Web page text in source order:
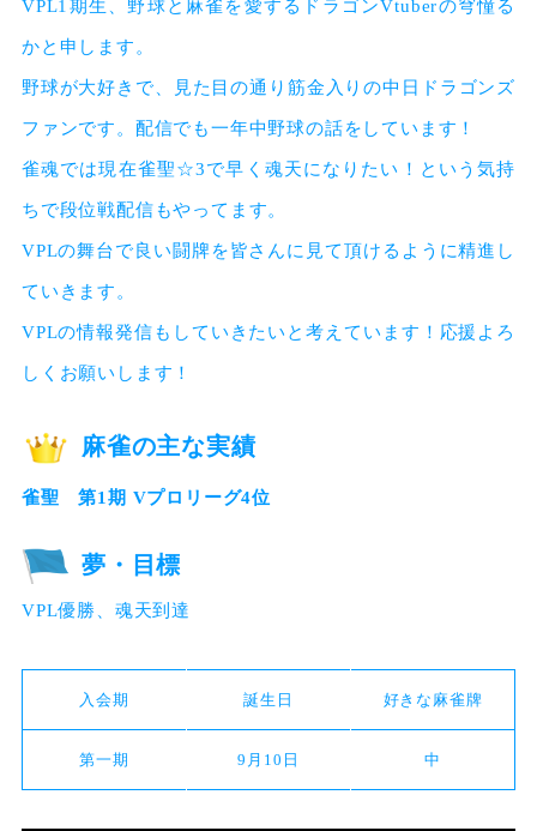
VPL1期生、野球と麻雀を愛するドラゴンVtuberの穹憧る
かと申します。
野球が大好きで、見た目の通り筋金入りの中日ドラゴンズ
ファンです。配信でも一年中野球の話をしています！
雀魂では現在雀聖☆3で早く魂天になりたい！という気持
ちで段位戦配信もやってます。
VPLの舞台で良い闘牌を皆さんに見て頂けるように精進し
ていきます。
VPLの情報発信もしていきたいと考えています！応援よろ
しくお願いします！
麻雀の主な実績
雀聖 第1期 Vプロリーグ4位
夢・目標
VPL優勝、魂天到達
入会期 誕生日 好きな麻雀牌
第一期 9月10日 中